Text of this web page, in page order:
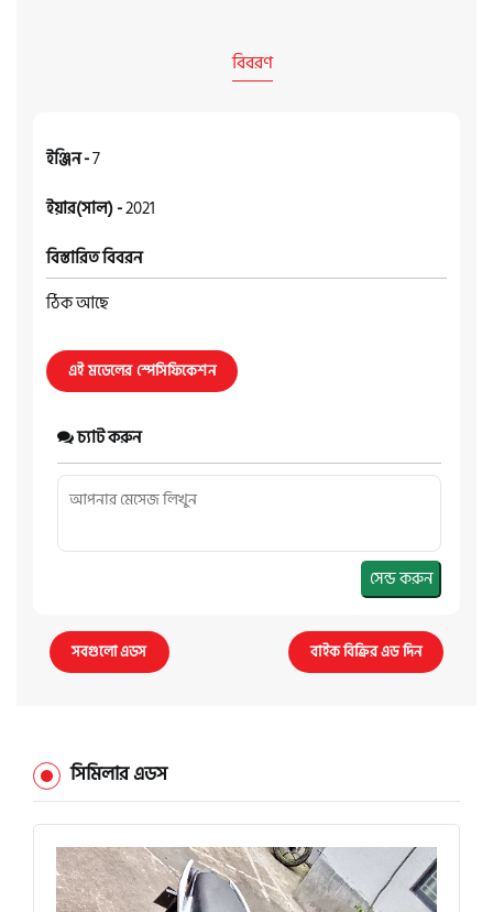
বিবরণ
ইঞ্জিন -7
ইয়ার(সাল) -2021
বিস্তারিত বিবরন
ঠিক আছে
এই মডেলের স্পেসিফিকেশন
চ্যাট করুন
সেন্ড করুন
সবগুলো এডস বাইক বিক্রির এড দিন
সিমিলার এডস